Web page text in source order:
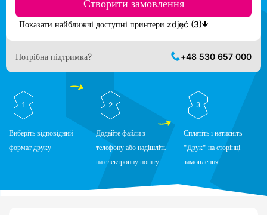
Створити замовлення
Показати найближчі доступні принтери zdjęć (3)
Потрібна підтримка? +48 530 657 000
1
Виберіть відповідний
формат друку
2
Додайте файли з
телефону або надішліть
на електронну пошту
3
Сплатіть і натисніть
"Друк" на сторінці
замовлення